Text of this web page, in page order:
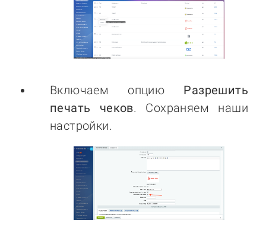
Включаем опцию Разрешить
печать чеков. Сохраняем наши
настройки.